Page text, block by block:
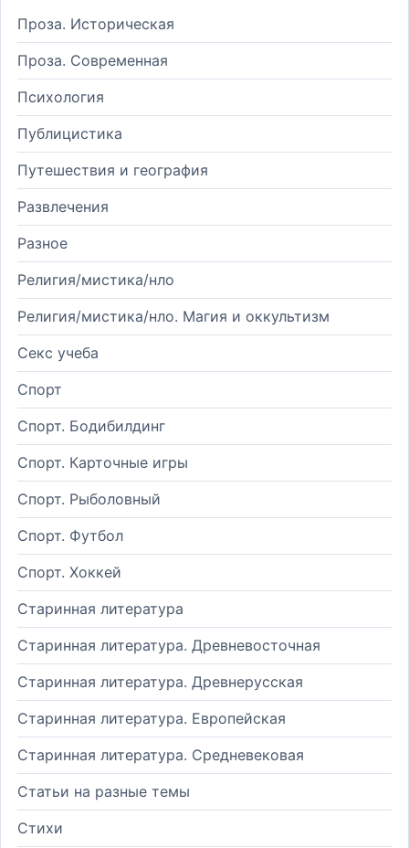
Проза. Историческая
Проза. Современная
Психология
Публицистика
Путешествия и география
Развлечения
Разное
Религия/мистика/нло
Религия/мистика/нло. Магия и оккультизм
Секс учеба
Спорт
Спорт. Бодибилдинг
Спорт. Карточные игры
Спорт. Рыболовный
Спорт. Футбол
Спорт. Хоккей
Старинная литература
Старинная литература. Древневосточная
Старинная литература. Древнерусская
Старинная литература. Европейская
Старинная литература. Средневековая
Статьи на разные темы
Стихи